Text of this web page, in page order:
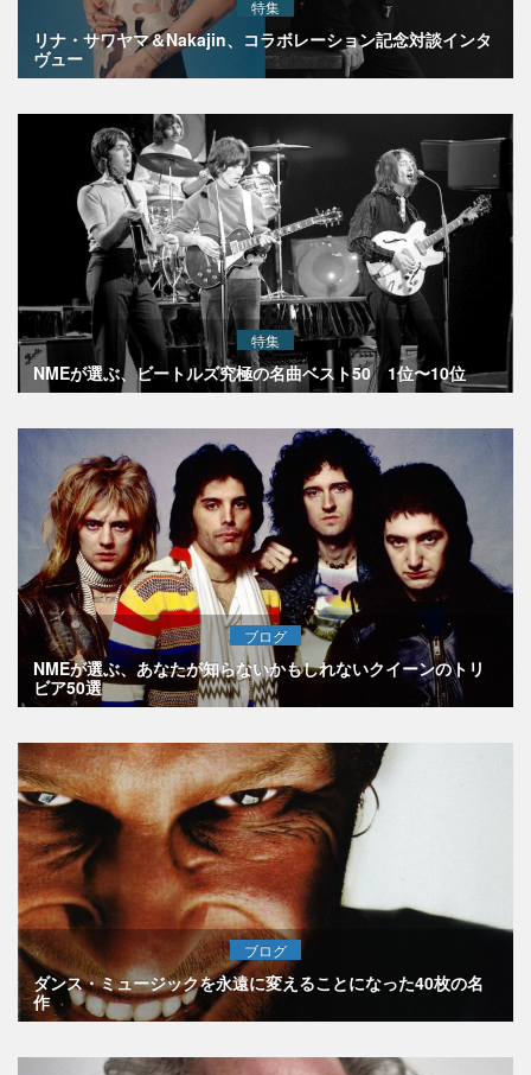
特集
リナ・サワヤマ＆Nakajin、コラボレーション記念対談インタ
ヴュー
特集
NMEが選ぶ、ビートルズ究極の名曲ベスト50 1位〜10位
ブログ
NMEが選ぶ、あなたが知らないかもしれないクイーンのトリ
ビア50選
ブログ
ダンス・ミュージックを永遠に変えることになった40枚の名
作